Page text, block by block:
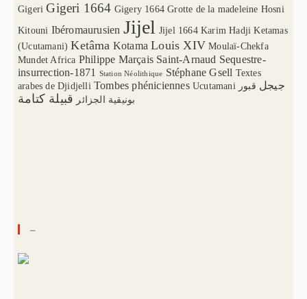
Gigeri Gigeri 1664 Gigery 1664 Grotte de la madeleine Hosni
Kitouni Ibéromaurusien Jijel Jijel 1664 Karim Hadji Ketamas
(Ucutamani) Ketâma Kotama Louis XIV Moulaï-Chekfa
Mundet Africa Philippe Marçais Saint-Arnaud Sequestre-
insurrection-1871
Station Néolithique Stéphane Gsell Textes
arabes de Djidjelli Tombes phéniciennes Ucutamani جيجل قبور
بونيقية الجزائر قبيلة كتامة
–